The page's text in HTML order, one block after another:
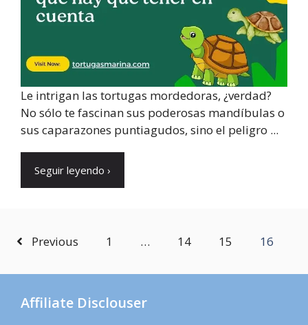
Le intrigan las tortugas mordedoras, ¿verdad?
No sólo te fascinan sus poderosas mandíbulas o
sus caparazones puntiagudos, sino el peligro ...
Seguir leyendo ›
Previous 1 … 14 15 16
Affiliate Disclouser